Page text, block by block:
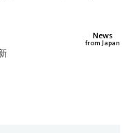
News
from Japan